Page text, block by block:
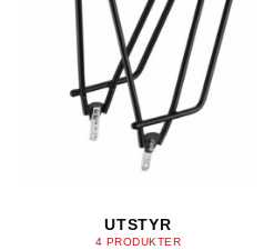
UTSTYR
4 PRODUKTER